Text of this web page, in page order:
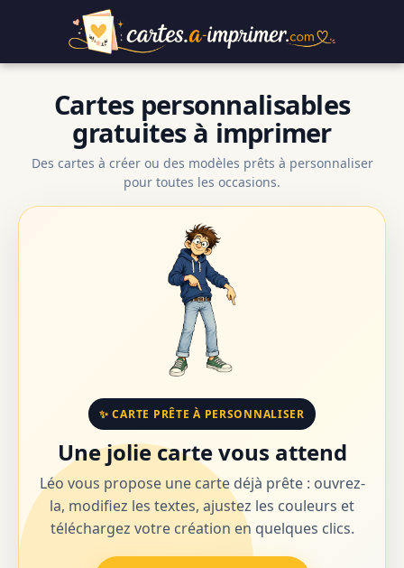
Cartes personnalisables
gratuites à imprimer
Des cartes à créer ou des modèles prêts à personnaliser
pour toutes les occasions.
✨ CARTE PRÊTE À PERSONNALISER
Une jolie carte vous attend
Léo vous propose une carte déjà prête : ouvrez-
la, modifiez les textes, ajustez les couleurs et
téléchargez votre création en quelques clics.